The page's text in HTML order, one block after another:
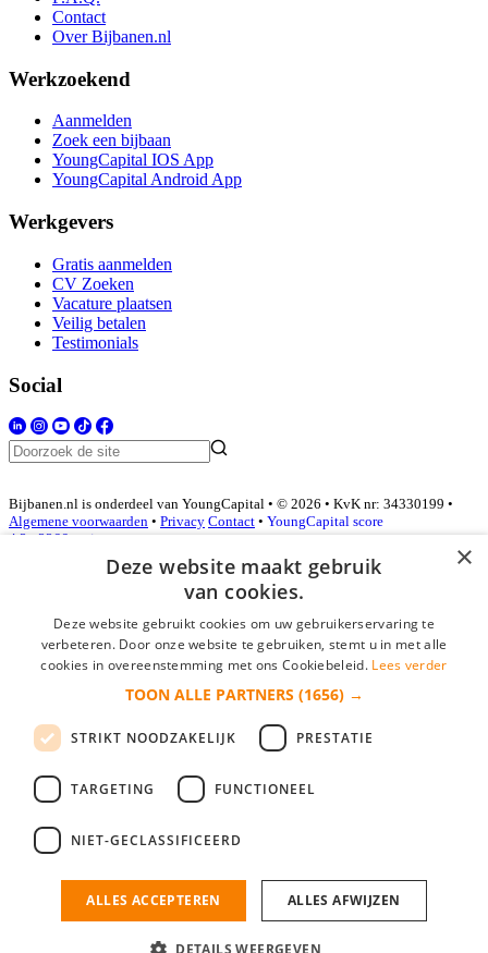
Contact
Over Bijbanen.nl
Werkzoekend
Aanmelden
Zoek een bijbaan
YoungCapital IOS App
YoungCapital Android App
Werkgevers
Gratis aanmelden
CV Zoeken
Vacature plaatsen
Veilig betalen
Testimonials
Social
Bijbanen.nl is onderdeel van YoungCapital • © 2026 • KvK nr: 34330199 •
Algemene voorwaarden • Privacy Contact • YoungCapital score
4.3 - 3366 reviews
Inloggen als bedrijf
*
login gegevens onthouden
login
Bedrijf aanmelden
nieuwe collega/werknemer zo gevonden!
×
Deze website maakt gebruik
van cookies.
Deze website gebruikt cookies om uw gebruikerservaring te
verbeteren. Door onze website te gebruiken, stemt u in met alle
cookies in overeenstemming met ons Cookiebeleid. Lees verder
TOON ALLE PARTNERS (1656) →
STRIKT NOODZAKELIJK PRESTATIE
TARGETING FUNCTIONEEL
NIET-GECLASSIFICEERD
ALLES ACCEPTEREN ALLES AFWIJZEN
DETAILS WEERGEVEN